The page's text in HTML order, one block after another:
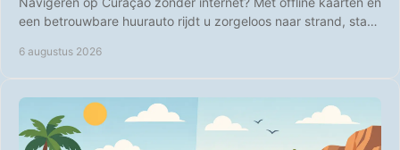
een betrouwbare huurauto rijdt u zorgeloos naar strand, stad
6 augustus 2026